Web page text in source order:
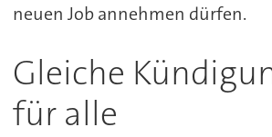
neuen Job annehmen dürfen.
Gleiche
für alle